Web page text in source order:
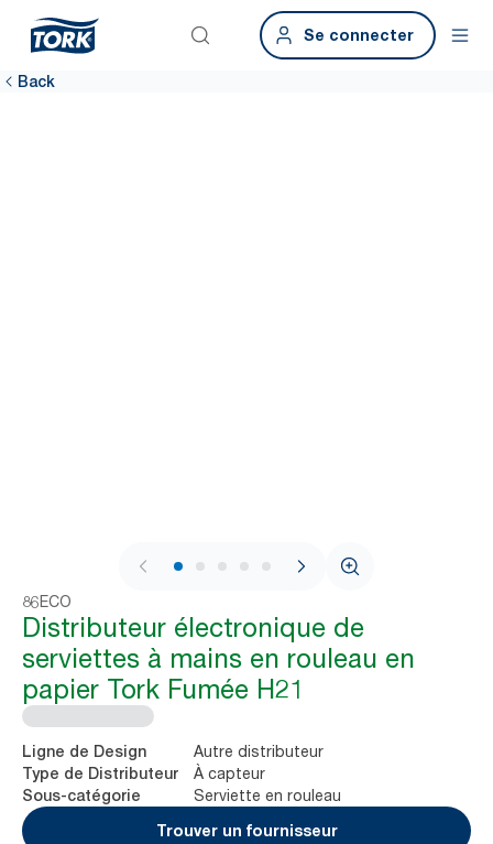
Se connecter
Back
1 / 5
86ECO
Distributeur électronique de
serviettes à mains en rouleau en
papier Tork Fumée H21
Ligne de Design Autre distributeur
Type de Distributeur À capteur
Sous-catégorie
Serviette en rouleau
Trouver un fournisseur